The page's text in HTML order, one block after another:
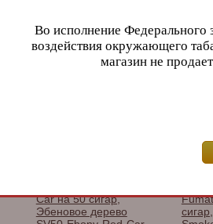
Для правильного хранения
Car на 50 сигар,
Эбеновое дерево
Во исполнение Федерального
воздействия окружающего
магазин не